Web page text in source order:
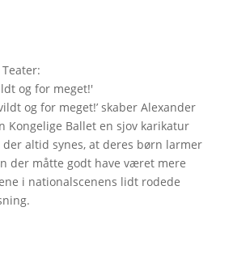
:
og for meget!'
og for meget!’ skaber Alexander
Kongelige Ballet en sjov karikatur
altid synes, at deres børn larmer
der måtte godt have været mere
i nationalscenens lidt rodede